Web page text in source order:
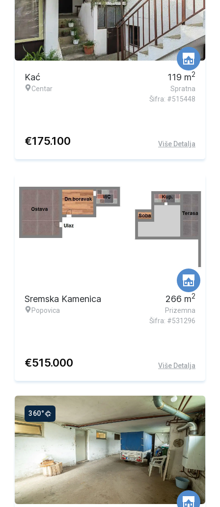
Kać
Centar
119 m2
Spratna
Šifra: #515448
€175.100 Više Detalja
Sremska Kamenica
Popovica
266 m2
Prizemna
Šifra: #531296
€515.000 Više Detalja
360°